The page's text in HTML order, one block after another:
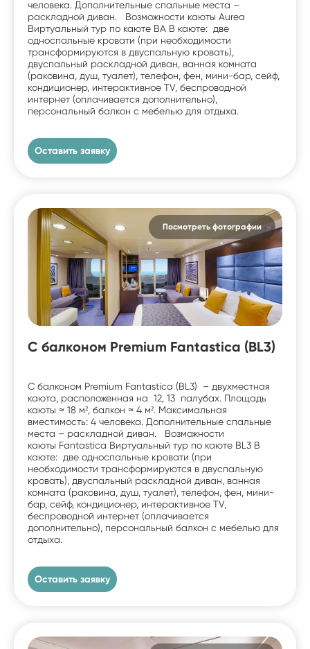
человека. Дополнительные спальные места –
раскладной диван. Возможности каюты Aurea
Виртуальный тур по каюте BA В каюте: две
односпальные кровати (при необходимости
трансформируются в двуспальную кровать),
двуспальный раскладной диван, ванная комната
(раковина, душ, туалет), телефон, фен, мини-бар, сейф,
кондиционер, интерактивное TV, беспроводной
интернет (оплачивается дополнительно),
персональный балкон с мебелью для отдыха.
Оставить заявку
Посмотреть фотографии
С балконом Premium Fantastica (BL3)
С балконом Premium Fantastica (BL3) – двухместная
каюта, расположенная на 12, 13 палубах. Площадь
каюты ≈ 18 м², балкон ≈ 4 м². Максимальная
вместимость: 4 человека. Дополнительные спальные
места – раскладной диван. Возможности
каюты Fantastica Виртуальный тур по каюте BL3 В
каюте: две односпальные кровати (при
необходимости трансформируются в двуспальную
кровать), двуспальный раскладной диван, ванная
комната (раковина, душ, туалет), телефон, фен, мини-
бар, сейф, кондиционер, интерактивное TV,
беспроводной интернет (оплачивается
дополнительно), персональный балкон с мебелью для
отдыха.
Оставить заявку